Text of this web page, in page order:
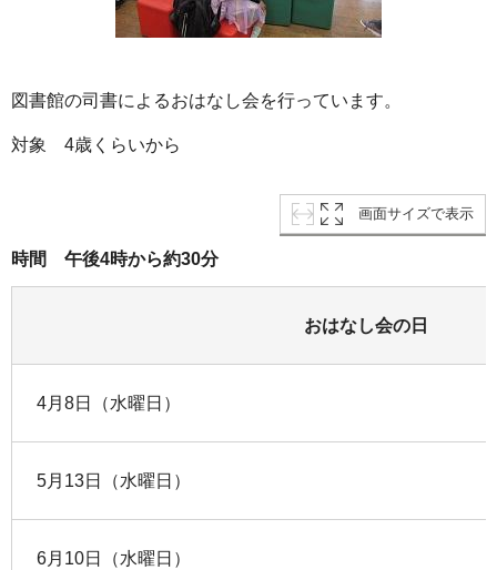
図書館の司書によるおはなし会を行っています。
対象 4歳くらいから
画面サイズで表示
時間 午後4時から約30分
おはなし会の日
4月8日（水曜日）
5月13日（水曜日）
6月10日（水曜日）